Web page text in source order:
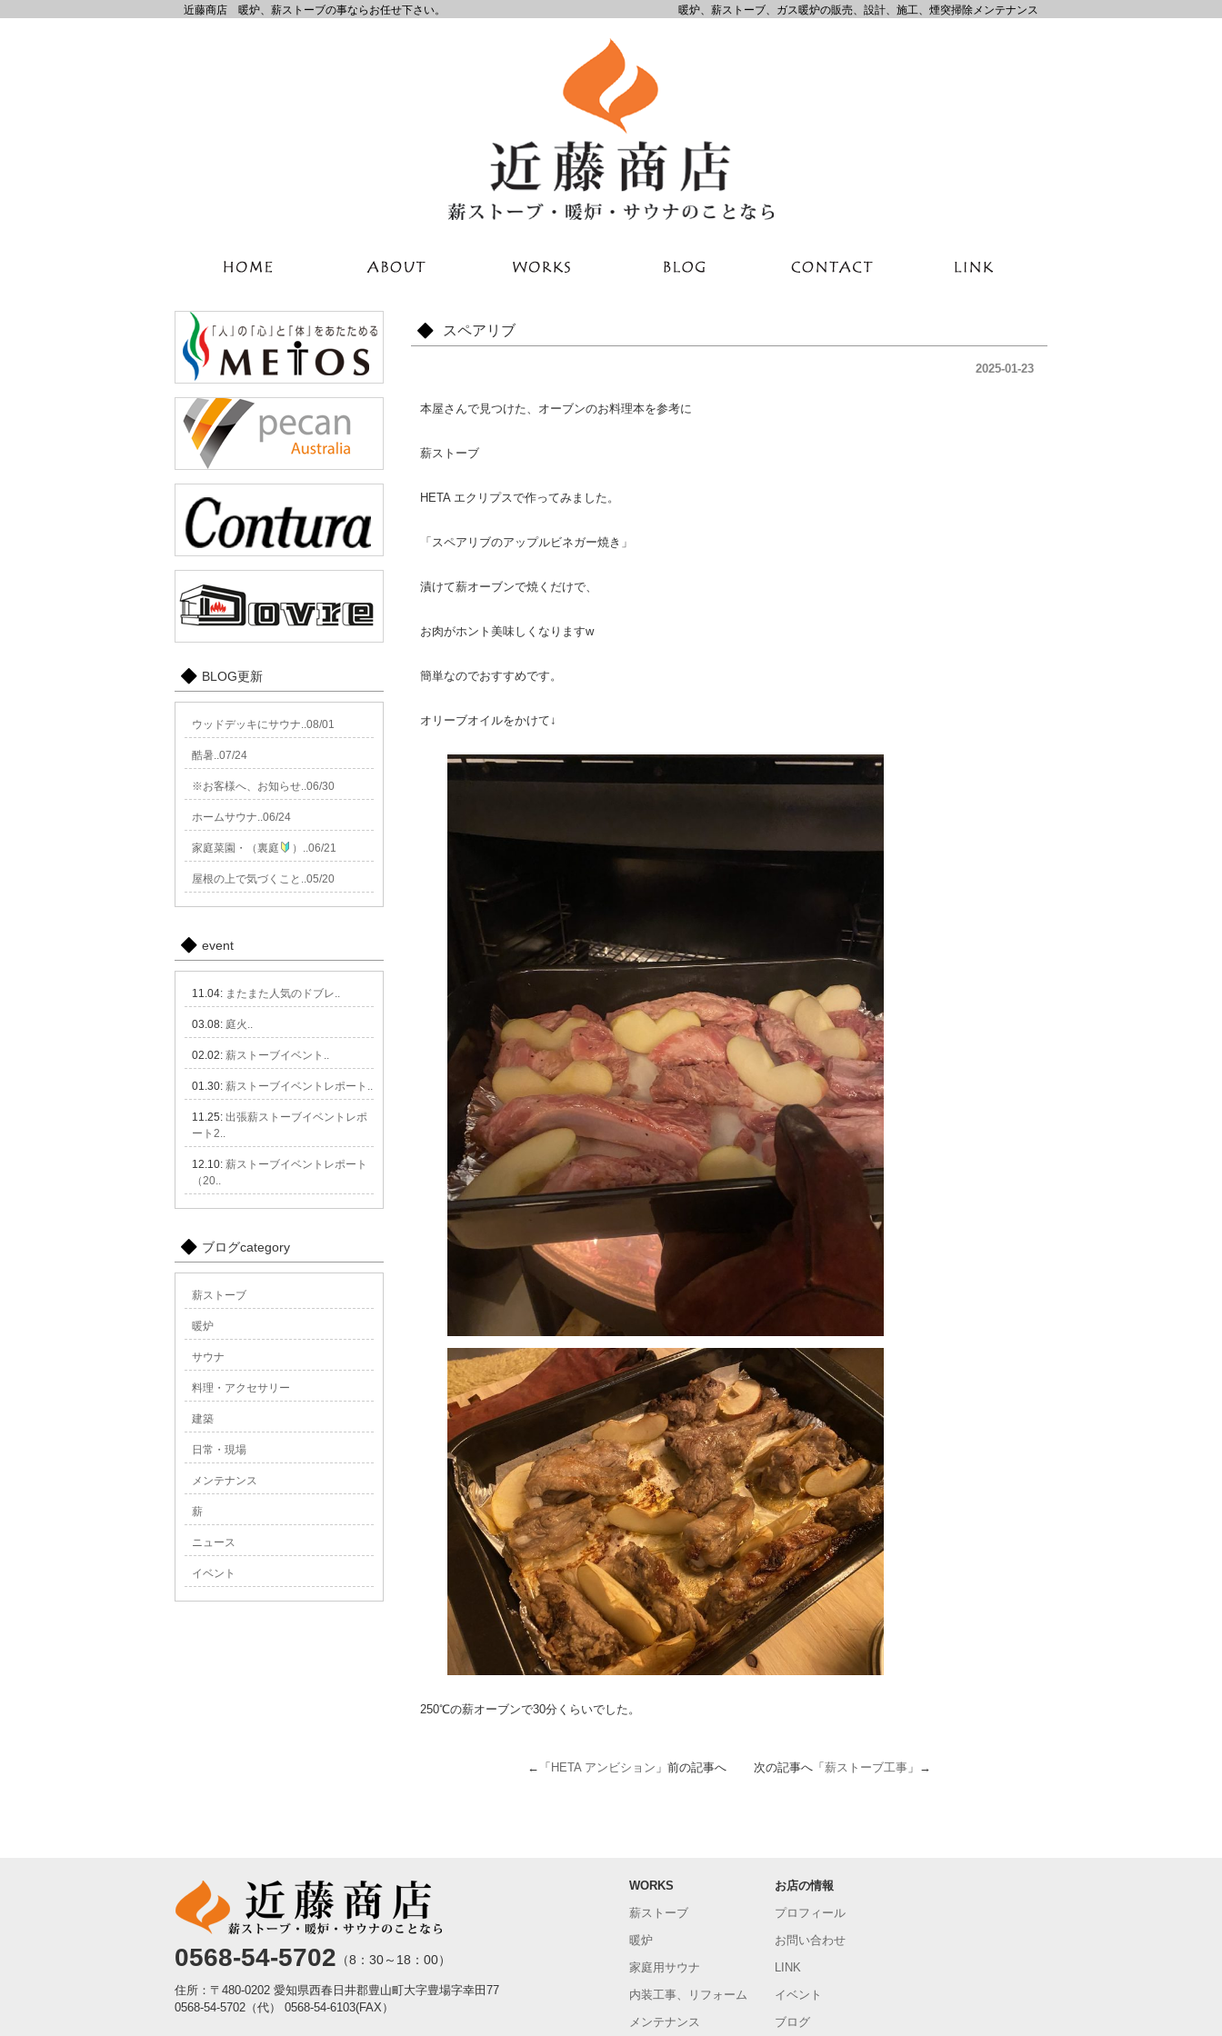
近藤商店 暖炉、薪ストーブの事ならお任せ下さい。 暖炉、薪ストーブ、ガス暖炉の販売、設計、施工、煙突掃除メンテナンス
スペアリブ
2025-01-23
本屋さんで見つけた、オーブンのお料理本を参考に
薪ストーブ
HETA エクリプスで作ってみました。
「スペアリブのアップルビネガー焼き」
漬けて薪オーブンで焼くだけで、
お肉がホント美味しくなりますw
簡単なのでおすすめです。
オリーブオイルをかけて↓
250℃の薪オーブンで30分くらいでした。
←「 HETA アンビション 」前の記事へ 次の記事へ「 薪ストーブ工事 」→
BLOG更新
ウッドデッキにサウナ..08/01
酷暑..07/24
※お客様へ、お知らせ..06/30
ホームサウナ..06/24
家庭菜園・（裏庭 ）..06/21
屋根の上で気づくこと..05/20
event
11.04: またまた人気のドブレ..
03.08: 庭火..
02.02: 薪ストーブイベント..
01.30: 薪ストーブイベントレポート..
11.25: 出張薪ストーブイベントレポ
ート2..
12.10: 薪ストーブイベントレポート
（20..
ブログcategory
薪ストーブ
暖炉
サウナ
料理・アクセサリー
建築
日常・現場
メンテナンス
薪
ニュース
イベント
0568-54-5702 （8：30～18：00）
住所：〒480-0202 愛知県西春日井郡豊山町大字豊場字幸田77
0568-54-5702（代）
0568-54-6103(FAX）
WORKS
薪ストーブ
暖炉
家庭用サウナ
内装工事、リフォーム
メンテナンス
お店の情報
プロフィール
お問い合わせ
LINK
イベント
ブログ